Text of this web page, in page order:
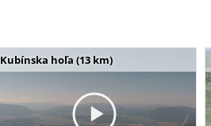
Kubínska hoľa (13 km)